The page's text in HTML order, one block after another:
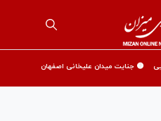
🟡 جنایت میدان علیخانی اصفهان